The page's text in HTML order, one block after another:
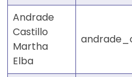
Andrade
Castillo
Martha
Elba